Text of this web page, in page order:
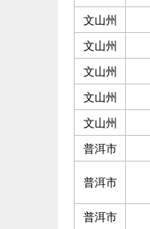
文山州
文山州
文山州
文山州
文山州
普洱市
普洱市
普洱市